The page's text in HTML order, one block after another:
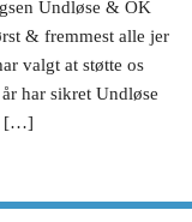
Undløse & OK
& fremmest alle jer
valgt at støtte os
har sikret Undløse
[…]